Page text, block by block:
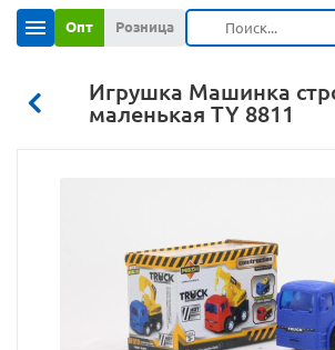
Опт Розница
Игрушка Машинка
маленькая TY 8811